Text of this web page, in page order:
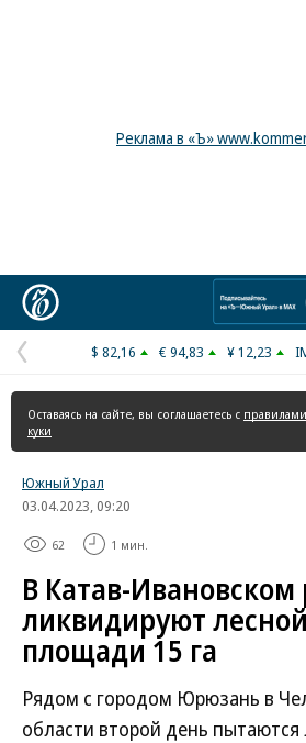
Реклама в «Ъ»
Предыдущая
страница
$ 82,16 € 94,83 ¥ 12,23
Оставаясь на сайте, вы соглашаетесь с
куки
Южный Урал
03.04.2023, 09:20
62 1 мин.
В Катав-Ивановском
ликвидируют
площади 15 га
Рядом с городом Юрюзань в
области второй день пытаются